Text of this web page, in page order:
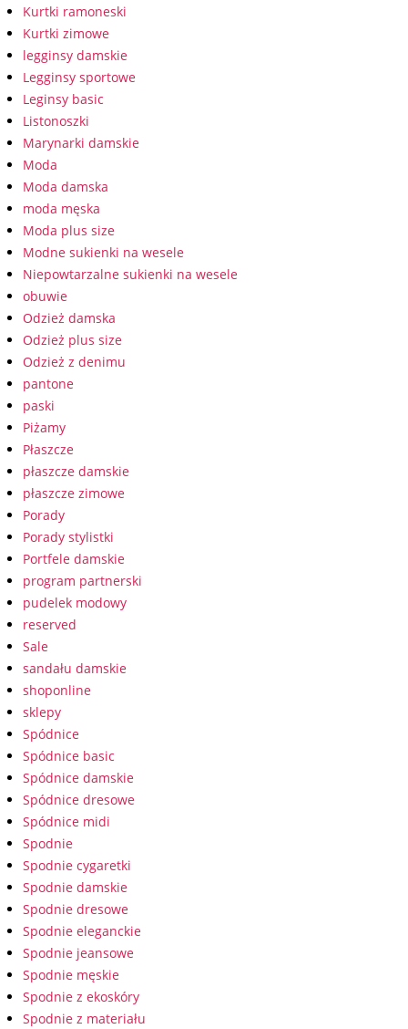
Kurtki ramoneski
Kurtki zimowe
legginsy damskie
Legginsy sportowe
Leginsy basic
Listonoszki
Marynarki damskie
Moda
Moda damska
moda męska
Moda plus size
Modne sukienki na wesele
Niepowtarzalne sukienki na wesele
obuwie
Odzież damska
Odzież plus size
Odzież z denimu
pantone
paski
Piżamy
Płaszcze
płaszcze damskie
płaszcze zimowe
Porady
Porady stylistki
Portfele damskie
program partnerski
pudelek modowy
reserved
Sale
sandału damskie
shoponline
sklepy
Spódnice
Spódnice basic
Spódnice damskie
Spódnice dresowe
Spódnice midi
Spodnie
Spodnie cygaretki
Spodnie damskie
Spodnie dresowe
Spodnie eleganckie
Spodnie jeansowe
Spodnie męskie
Spodnie z ekoskóry
Spodnie z materiału